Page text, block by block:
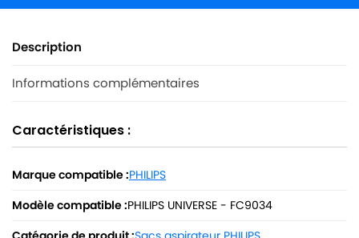
Description
Informations complémentaires
Caractéristiques :
Marque compatible :PHILIPS
Modèle compatible :PHILIPS UNIVERSE - FC9034